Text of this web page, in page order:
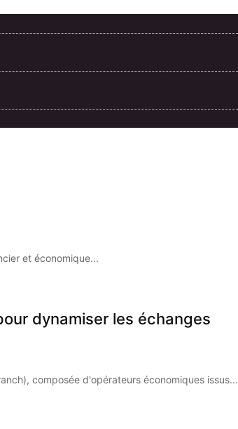
et économique...
dynamiser les échanges
composée d'opérateurs économiques issus...